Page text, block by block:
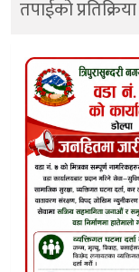
तपाईको प्रतिक्रिया